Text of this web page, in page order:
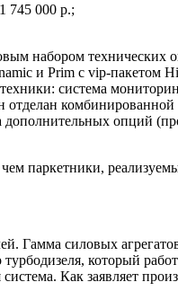
745 000 р.;
набором технических
и Prim с vip-пакетом
система
комбинированной
опций
паркетники,
Гамма силовых
который
Как заявляет